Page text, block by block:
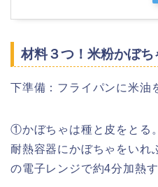
材料３つ！米粉かぼ
下準備：フライパンに米油
①かぼちゃは種と皮をとる。
耐熱容器にかぼちゃをいれ
の電子レンジで約4分加熱す